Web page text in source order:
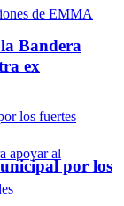
ex
Bandera
por los